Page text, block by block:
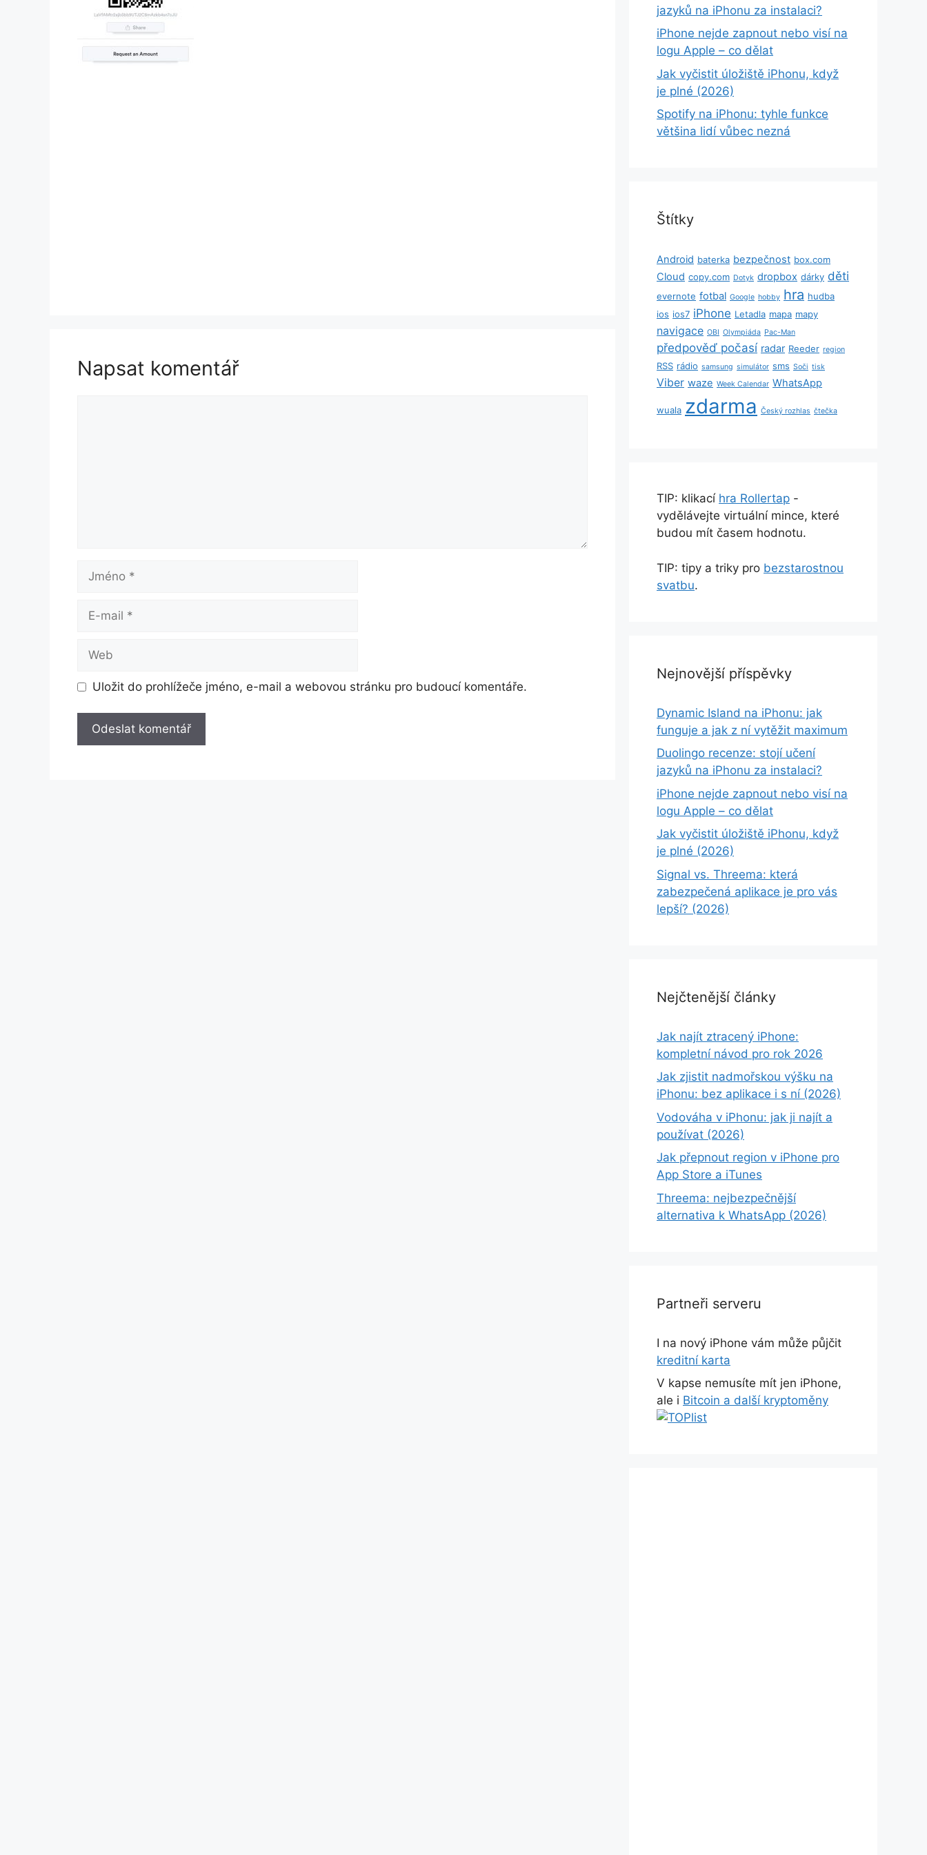
Napsat komentář
Jméno
mail
Uložit do prohlížeče jméno, e-mail a webovou stránku pro budoucí komentáře.
jazyků na iPhonu za instalaci?
iPhone nejde zapnout nebo visí na
logu Apple – co dělat
Jak vyčistit úložiště iPhonu, když
je plné (2026)
Spotify na iPhonu: tyhle funkce
většina lidí vůbec nezná
Štítky
Android baterka bezpečnost box.com
Cloud copy.com Dotyk dropbox dárky děti
evernote fotbal Google hobby hra hudba
ios ios7 iPhone Letadla mapa mapy
navigace OBI Olympiáda Pac-Man
předpověď počasí radar Reeder region
RSS rádio samsung simulátor sms Soči tisk
Viber waze Week Calendar WhatsApp
wuala zdarma Český rozhlas čtečka
TIP: klikací hra Rollertap -
vydělávejte virtuální mince, které
budou mít časem hodnotu.
TIP: tipy a triky pro bezstarostnou
svatbu.
Nejnovější příspěvky
Dynamic Island na iPhonu: jak
funguje a jak z ní vytěžit maximum
Duolingo recenze: stojí učení
jazyků na iPhonu za instalaci?
iPhone nejde zapnout nebo visí na
logu Apple – co dělat
Jak vyčistit úložiště iPhonu, když
je plné (2026)
Signal vs. Threema: která
zabezpečená aplikace je pro vás
lepší? (2026)
Nejčtenější články
Jak najít ztracený iPhone:
kompletní návod pro rok 2026
Jak zjistit nadmořskou výšku na
iPhonu: bez aplikace i s ní (2026)
Vodováha v iPhonu: jak ji najít a
používat (2026)
Jak přepnout region v iPhone pro
App Store a iTunes
Threema: nejbezpečnější
alternativa k WhatsApp (2026)
Partneři serveru
I na nový iPhone vám může půjčit
kreditní karta
V kapse nemusíte mít jen iPhone,
ale i Bitcoin a další kryptoměny